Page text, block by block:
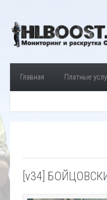
Главная Платные
[v34]